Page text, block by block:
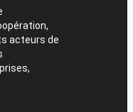
acteurs de